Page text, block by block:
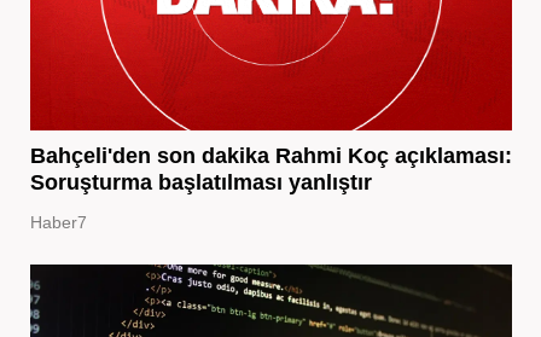
Bahçeli'den son dakika Rahmi Koç açıklaması:
Soruşturma başlatılması yanlıştır
Haber7